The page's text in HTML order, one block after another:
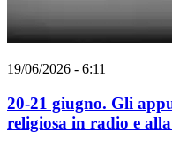
19/06/2026 - 6:11
20-21 giugno. Gli
religiosa in radio e